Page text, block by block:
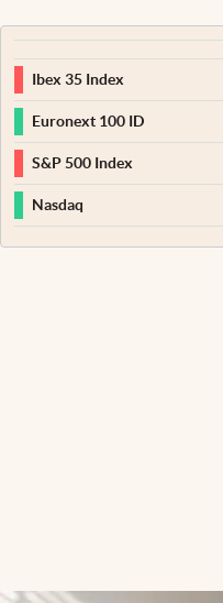
Ibex 35 Index
Euronext 100 ID
S&P 500 Index
Nasdaq